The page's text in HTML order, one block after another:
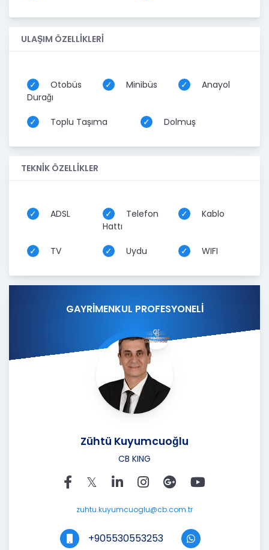
ULAŞIM ÖZELLİKLERİ
Otobüs
Durağı
Minibüs Anayol
Toplu Taşıma Dolmuş
TEKNİK ÖZELLİKLER
ADSL
Telefon
Hattı
Kablo
TV Uydu WIFI
GAYRİMENKUL PROFESYONELİ
Zühtü Kuyumcuoğlu
CB KING
zuhtu.kuyumcuoglu@cb.com.tr
+905530553253